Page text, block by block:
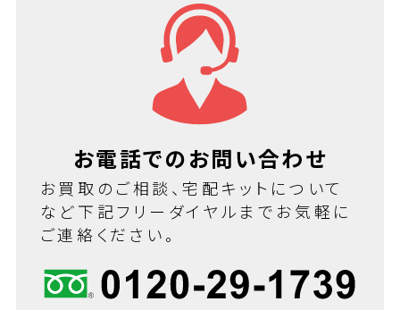
お電話でのお問い合わせ
お買取のご相談、宅配キットについて
など下記フリーダイヤルまでお気軽に
ご連絡ください。